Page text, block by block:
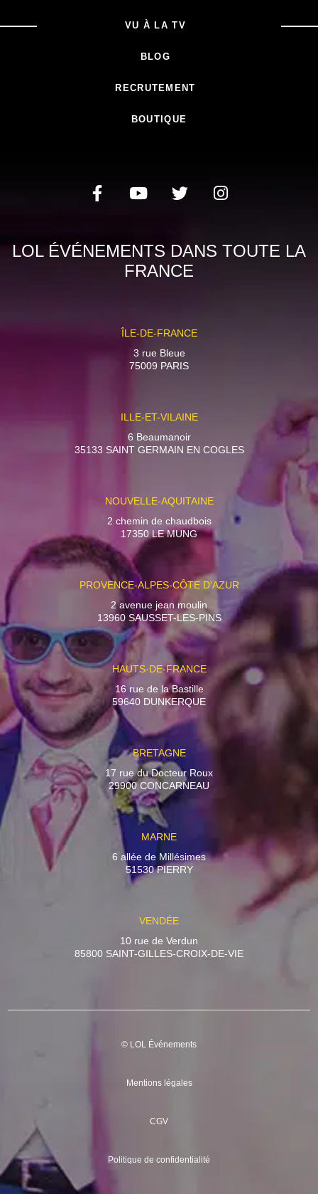
VU À LA TV
BLOG
RECRUTEMENT
BOUTIQUE
LOL ÉVÉNEMENTS DANS TOUTE LA
FRANCE
ÎLE-DE-FRANCE
3 rue Bleue
75009 PARIS
ILLE-ET-VILAINE
6 Beaumanoir
35133 SAINT GERMAIN EN COGLES
NOUVELLE-AQUITAINE
2 chemin de chaudbois
17350 LE MUNG
PROVENCE-ALPES-CÔTE D'AZUR
2 avenue jean moulin
13960 SAUSSET-LES-PINS
HAUTS-DE-FRANCE
16 rue de la Bastille
59640 DUNKERQUE
BRETAGNE
17 rue du Docteur Roux
29900 CONCARNEAU
MARNE
6 allée de Millésimes
51530 PIERRY
VENDÉE
10 rue de Verdun
85800 SAINT-GILLES-CROIX-DE-VIE
© LOL Événements
Mentions légales
CGV
Politique de confidentialité